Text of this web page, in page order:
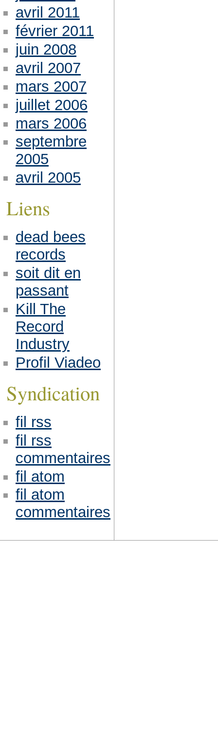
avril 2011
février 2011
juin 2008
avril 2007
mars 2007
juillet 2006
mars 2006
septembre
2005
avril 2005
Liens
dead bees
records
soit dit en
passant
Kill The
Record
Industry
Profil Viadeo
Syndication
fil rss
fil rss
commentaires
fil atom
fil atom
commentaires